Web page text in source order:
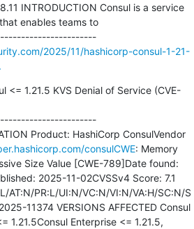
INTRODUCTION Consul is a service
enables teams to
---------------------------------------------
2025/11/hashicorp-consul-1-21-
<= 1.21.5 KVS Denial of Service (CVE-
Product: HashiCorp ConsulVendor
consulCWE: Memory
Size Value [CWE-789]Date found:
2025-11-02CVSSv4 Score: 7.1
AT:N/PR:L/UI:N/VC:N/VI:N/VA:H/SC:N/S
11374 VERSIONS AFFECTED Consul
1.21.5Consul Enterprise <= 1.21.5,